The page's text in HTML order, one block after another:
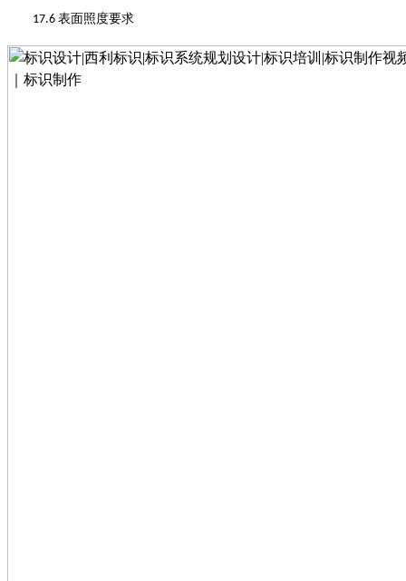
17.6 表面照度要求